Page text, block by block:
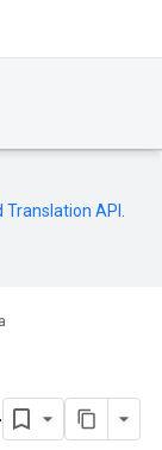
Translation API